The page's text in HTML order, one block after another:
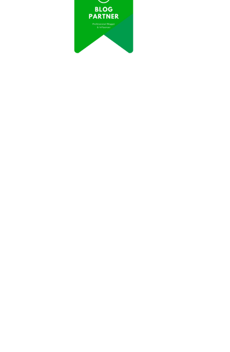
5 Tips Agar Liburan